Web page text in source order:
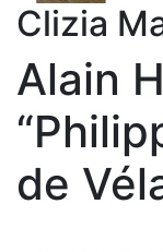
Clizia
Alain
de